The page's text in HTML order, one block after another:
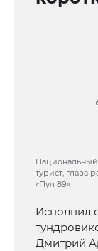
турист, глава
«Пул 89»
Исполнил
Дмитрий